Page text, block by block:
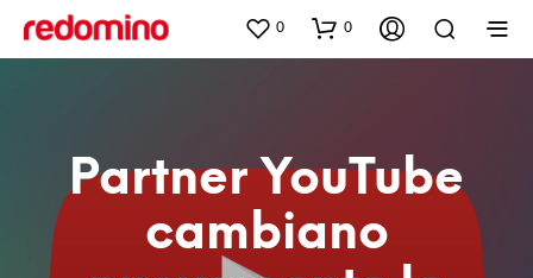
0 0
Partner YouTube
cambiano